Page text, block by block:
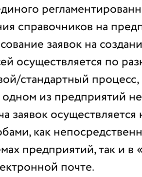
справочников на
заявок на
осуществляется по
стандартный
из предприятий
заявок
как
предприятий, так и
почте.